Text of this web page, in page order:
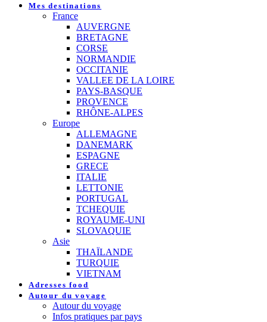
Mes destinations
France
AUVERGNE
BRETAGNE
CORSE
NORMANDIE
OCCITANIE
VALLEE DE LA LOIRE
PAYS-BASQUE
PROVENCE
RHÔNE-ALPES
Europe
ALLEMAGNE
DANEMARK
ESPAGNE
GRECE
ITALIE
LETTONIE
PORTUGAL
TCHEQUIE
ROYAUME-UNI
SLOVAQUIE
Asie
THAÏLANDE
TURQUIE
VIETNAM
Adresses food
Autour du voyage
Autour du voyage
Infos pratiques par pays